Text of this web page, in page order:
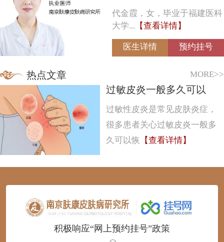
代金霞，女，毕业于福建医科
大学... 【查看详情】
医生详情 预约挂号
热点文章 MORE>>
过敏皮炎一般多久可以
过敏性皮炎是常见皮肤炎症，
很多患者关心过敏皮炎一般多
久可以恢 【查看详情】
123456
积极响应“网上预约挂号”政策